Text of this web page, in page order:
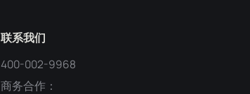
联系我们
400-002-9968
商务合作：